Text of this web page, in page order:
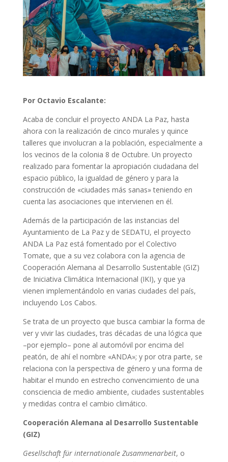
Por Octavio Escalante:
Acaba de concluir el proyecto ANDA La Paz, hasta
ahora con la realización de cinco murales y quince
talleres que involucran a la población, especialmente a
los vecinos de la colonia 8 de Octubre. Un proyecto
realizado para fomentar la apropiación ciudadana del
espacio público, la igualdad de género y para la
construcción de «ciudades más sanas» teniendo en
cuenta las asociaciones que intervienen en él.
Además de la participación de las instancias del
Ayuntamiento de La Paz y de SEDATU, el proyecto
ANDA La Paz está fomentado por el Colectivo
Tomate, que a su vez colabora con la agencia de
Cooperación Alemana al Desarrollo Sustentable (GIZ)
de Iniciativa Climática Internacional (IKI), y que ya
vienen implementándolo en varias ciudades del país,
incluyendo Los Cabos.
Se trata de un proyecto que busca cambiar la forma de
ver y vivir las ciudades, tras décadas de una lógica que
–por ejemplo– pone al automóvil por encima del
peatón, de ahí el nombre «ANDA»; y por otra parte, se
relaciona con la perspectiva de género y una forma de
habitar el mundo en estrecho convencimiento de una
consciencia de medio ambiente, ciudades sustentables
y medidas contra el cambio climático.
Cooperación Alemana al Desarrollo Sustentable
(GIZ)
Gesellschaft für internationale Zusammenarbeit, o